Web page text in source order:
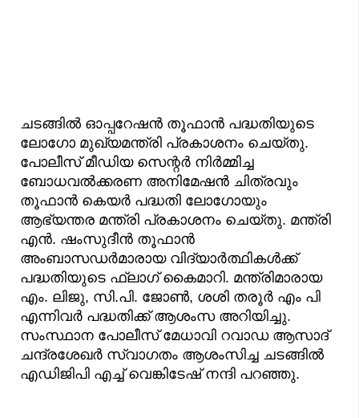
ചടങ്ങിൽ ഓപ്പറേഷൻ തൂഫാൻ പദ്ധതിയുടെ
ലോഗോ മുഖ്യമന്ത്രി പ്രകാശനം ചെയ്തു.
പോലീസ് മീഡിയ സെന്റർ നിർമ്മിച്ച
ബോധവൽക്കരണ അനിമേഷൻ ചിത്രവും
തൂഫാൻ കെയർ പദ്ധതി ലോഗോയും
ആഭ്യന്തര മന്ത്രി പ്രകാശനം ചെയ്തു. മന്ത്രി
എൻ. ഷംസുദീൻ തൂഫാൻ
അംബാസഡർമാരായ വിദ്യാർത്ഥികൾക്ക്
പദ്ധതിയുടെ ഫ്ലാഗ് കൈമാറി. മന്ത്രിമാരായ
എം. ലിജു, സി.പി. ജോൺ, ശശി തരൂർ എം പി
എന്നിവർ പദ്ധതിക്ക് ആശംസ അറിയിച്ചു.
സംസ്ഥാന പോലീസ് മേധാവി റവാഡ ആസാദ്
ചന്ദ്രശേഖർ സ്വാഗതം ആശംസിച്ച ചടങ്ങിൽ
എഡിജിപി എച്ച് വെങ്കിടേഷ് നന്ദി പറഞ്ഞു.